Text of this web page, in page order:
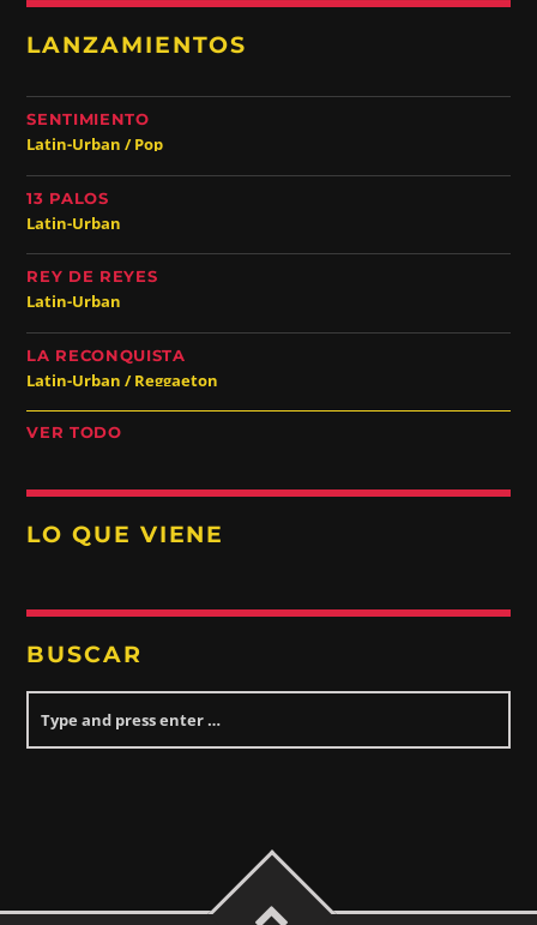
LANZAMIENTOS
SENTIMIENTO
Latin-Urban / Pop
13 PALOS
Latin-Urban
REY DE REYES
Latin-Urban
LA RECONQUISTA
Latin-Urban / Reggaeton
VER TODO
LO QUE VIENE
BUSCAR